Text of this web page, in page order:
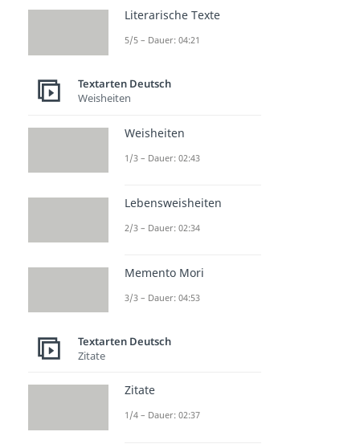
Literarische Texte
5/5 – Dauer: 04:21
Textarten Deutsch
Weisheiten
Weisheiten
1/3 – Dauer: 02:43
Lebensweisheiten
2/3 – Dauer: 02:34
Memento Mori
3/3 – Dauer: 04:53
Textarten Deutsch
Zitate
Zitate
1/4 – Dauer: 02:37